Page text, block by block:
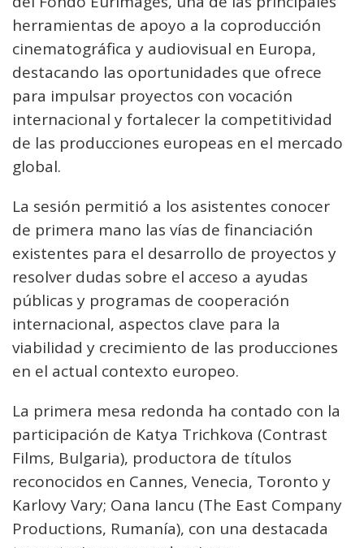
herramientas de apoyo a la coproducción
cinematográfica y audiovisual en Europa,
destacando las oportunidades que ofrece
para impulsar proyectos con vocación
internacional y fortalecer la competitividad
de las producciones europeas en el mercado
global.
La sesión permitió a los asistentes conocer
de primera mano las vías de financiación
existentes para el desarrollo de proyectos y
resolver dudas sobre el acceso a ayudas
públicas y programas de cooperación
internacional, aspectos clave para la
viabilidad y crecimiento de las producciones
en el actual contexto europeo.
La primera mesa redonda ha contado con la
participación de Katya Trichkova (Contrast
Films, Bulgaria), productora de títulos
reconocidos en Cannes, Venecia, Toronto y
Karlovy Vary; Oana Iancu (The East Company
Productions, Rumanía), con una destacada